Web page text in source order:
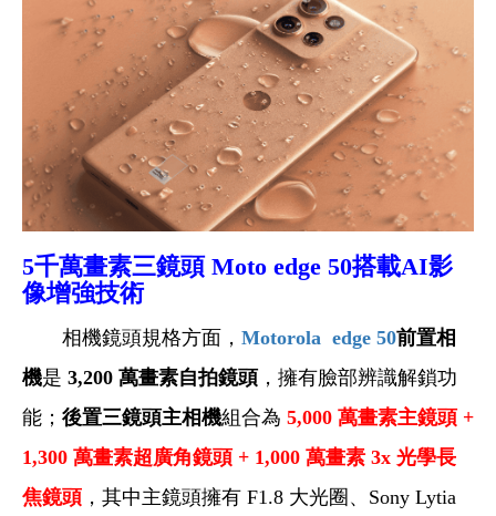
5千萬畫素三鏡頭 Moto edge 50搭載AI影
像增強技術
相機鏡頭規格方面， Motorola edge 50前置相
機是 3,200 萬畫素自拍鏡頭，擁有臉部辨識解鎖功
能； 後置三鏡頭主相機組合為 5,000 萬畫素主鏡頭 +
1,300 萬畫素超廣角鏡頭 + 1,000 萬畫素 3x 光學長
焦鏡頭 ，其中主鏡頭擁有 F1.8 大光圈、Sony Lytia